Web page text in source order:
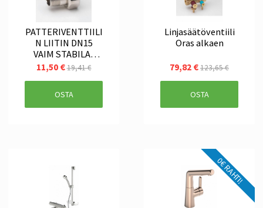
PATTERIVENTTIILI
N LIITIN DN15
VAIM STABILA-
435615
11,50 €19,41 €
OSTA
Linjasäätöventiili
Oras alkaen
79,82 €123,65 €
OSTA
0€ RAHTI!